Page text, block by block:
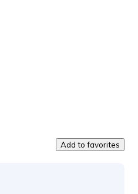
Add to favorites